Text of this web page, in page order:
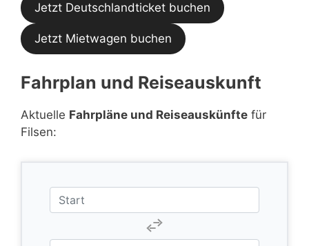
Jetzt Deutschlandticket buchen
Jetzt Mietwagen buchen
Fahrplan und Reiseauskunft
Aktuelle Fahrpläne und Reiseauskünfte für
Filsen: